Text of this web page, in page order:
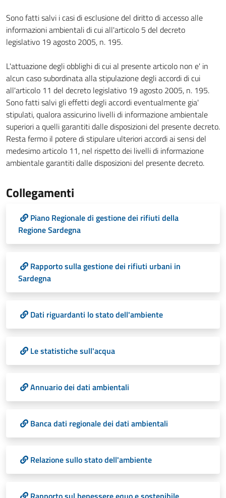
Sono fatti salvi i casi di esclusione del diritto di accesso alle
informazioni ambientali di cui all'articolo 5 del decreto
legislativo 19 agosto 2005, n. 195.
L'attuazione degli obblighi di cui al presente articolo non e' in
alcun caso subordinata alla stipulazione degli accordi di cui
all'articolo 11 del decreto legislativo 19 agosto 2005, n. 195.
Sono fatti salvi gli effetti degli accordi eventualmente gia'
stipulati, qualora assicurino livelli di informazione ambientale
superiori a quelli garantiti dalle disposizioni del presente decreto.
Resta fermo il potere di stipulare ulteriori accordi ai sensi del
medesimo articolo 11, nel rispetto dei livelli di informazione
ambientale garantiti dalle disposizioni del presente decreto.
Collegamenti
Piano Regionale di gestione dei rifiuti della
Regione Sardegna
Rapporto sulla gestione dei rifiuti urbani in
Sardegna
Dati riguardanti lo stato dell'ambiente
Le statistiche sull'acqua
Annuario dei dati ambientali
Banca dati regionale dei dati ambientali
Relazione sullo stato dell'ambiente